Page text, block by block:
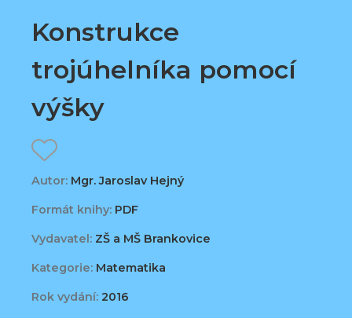
Konstrukce
trojúhelníka pomocí
výšky
Autor: Mgr. Jaroslav Hejný
Formát knihy: PDF
Vydavatel: ZŠ a MŠ Brankovice
Kategorie: Matematika
Rok vydání: 2016